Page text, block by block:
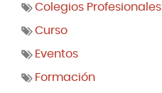
Colegios Profesionales
Curso
Eventos
Formación